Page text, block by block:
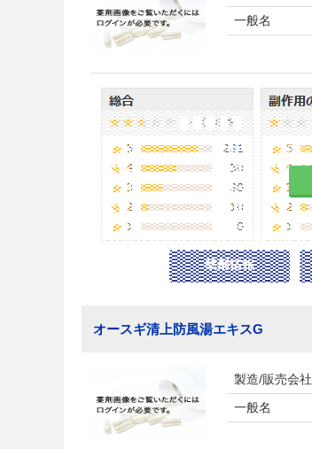
一般名
オースギ清上防風湯エキスG
製造/販売会社
一般名